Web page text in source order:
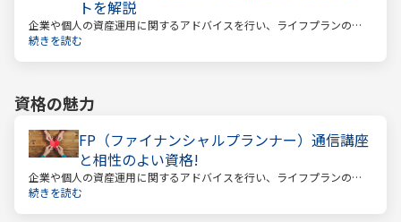
トを解説
企業や個人の資産運用に関するアドバイスを行い、ライフプランの設
計を提案するファイナンシャルプランナー。
続きを読む
資格の魅力
FP（ファイナンシャルプランナー）通信講座
と相性のよい資格!
企業や個人の資産運用に関するアドバイスを行い、ライフプランの設
計を提案するファイナンシャルプランナー
続きを読む